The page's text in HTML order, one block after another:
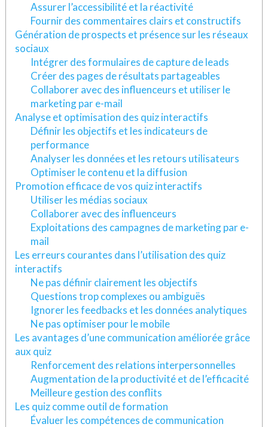
Assurer l’accessibilité et la réactivité
Fournir des commentaires clairs et constructifs
Génération de prospects et présence sur les réseaux
sociaux
Intégrer des formulaires de capture de leads
Créer des pages de résultats partageables
Collaborer avec des influenceurs et utiliser le
marketing par e-mail
Analyse et optimisation des quiz interactifs
Définir les objectifs et les indicateurs de
performance
Analyser les données et les retours utilisateurs
Optimiser le contenu et la diffusion
Promotion efficace de vos quiz interactifs
Utiliser les médias sociaux
Collaborer avec des influenceurs
Exploitations des campagnes de marketing par e-
mail
Les erreurs courantes dans l’utilisation des quiz
interactifs
Ne pas définir clairement les objectifs
Questions trop complexes ou ambiguës
Ignorer les feedbacks et les données analytiques
Ne pas optimiser pour le mobile
Les avantages d’une communication améliorée grâce
aux quiz
Renforcement des relations interpersonnelles
Augmentation de la productivité et de l’efficacité
Meilleure gestion des conflits
Les quiz comme outil de formation
Évaluer les compétences de communication